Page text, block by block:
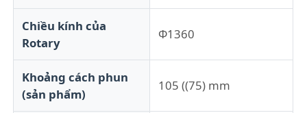
Tham quan nhà máy
Kiểm soát chất lượng
Liên hệ chúng tôi
Chiều kính của
Rotary
Φ1360
Khoảng cách phun
(sản phẩm)
105 ((75) mm